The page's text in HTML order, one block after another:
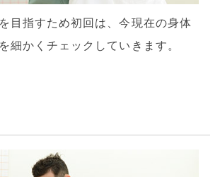
目指すため初回は、今現在の身体
細かくチェックしていきます。